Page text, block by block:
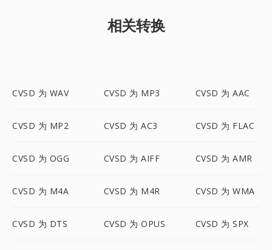
相关转换
CVSD 为 WAV CVSD 为 MP3 CVSD 为 AAC
CVSD 为 MP2 CVSD 为 AC3 CVSD 为 FLAC
CVSD 为 OGG CVSD 为 AIFF CVSD 为 AMR
CVSD 为 M4A CVSD 为 M4R CVSD 为 WMA
CVSD 为 DTS CVSD 为 OPUS CVSD 为 SPX